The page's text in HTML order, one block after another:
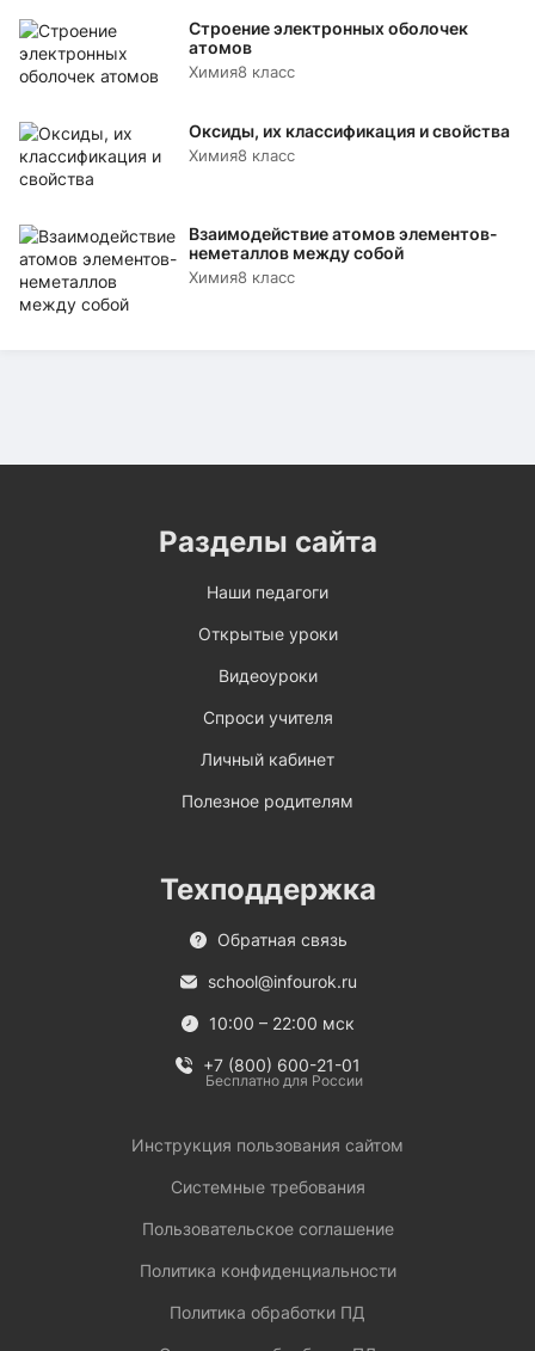
Строение электронных оболочек
атомов
Химия8 класс
Оксиды, их классификация и свойства
Химия8 класс
Взаимодействие атомов элементов-
неметаллов между собой
Химия8 класс
Разделы сайта
Наши педагоги
Открытые уроки
Видеоуроки
Спроси учителя
Личный кабинет
Полезное родителям
Техподдержка
Обратная связь
school@infourok.ru
10:00 – 22:00 мск
+7 (800) 600-21-01
Бесплатно для России
Инструкция пользования сайтом
Системные требования
Пользовательское соглашение
Политика конфиденциальности
Политика обработки ПД